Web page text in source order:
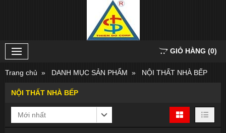
GIỎ HÀNG (0)
Trang chủ DANH MỤC SẢN PHẨM NỘI THẤT NHÀ BẾP
NỘI THẤT NHÀ BẾP
Mới nhất